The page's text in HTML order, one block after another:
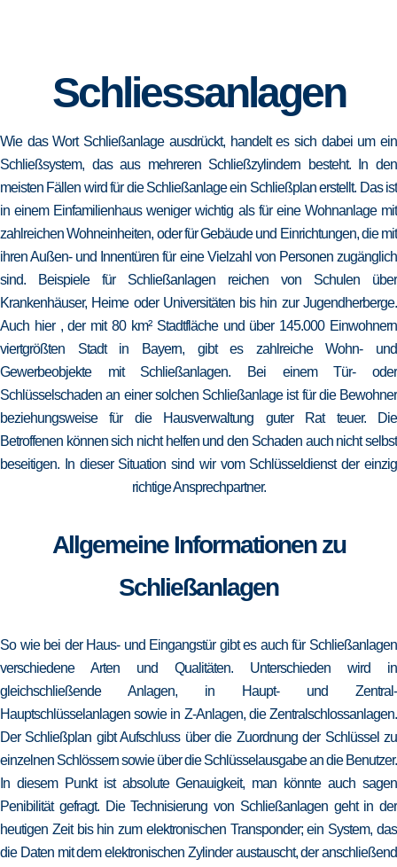
Schliessanlagen
Wie das Wort Schließanlage ausdrückt, handelt es sich dabei um ein
Schließsystem, das aus mehreren Schließzylindern besteht. In den
meisten Fällen wird für die Schließanlage ein Schließplan erstellt. Das ist
in einem Einfamilienhaus weniger wichtig als für eine Wohnanlage mit
zahlreichen Wohneinheiten, oder für Gebäude und Einrichtungen, die mit
ihren Außen- und Innentüren für eine Vielzahl von Personen zugänglich
sind. Beispiele für Schließanlagen reichen von Schulen über
Krankenhäuser, Heime oder Universitäten bis hin zur Jugendherberge.
Auch hier , der mit 80 km² Stadtfläche und über 145.000 Einwohnern
viertgrößten Stadt in Bayern, gibt es zahlreiche Wohn- und
Gewerbeobjekte mit Schließanlagen. Bei einem Tür- oder
Schlüsselschaden an einer solchen Schließanlage ist für die Bewohner
beziehungsweise für die Hausverwaltung guter Rat teuer. Die
Betroffenen können sich nicht helfen und den Schaden auch nicht selbst
beseitigen. In dieser Situation sind wir vom Schlüsseldienst der einzig
richtige Ansprechpartner.
Allgemeine Informationen zu
Schließanlagen
So wie bei der Haus- und Eingangstür gibt es auch für Schließanlagen
verschiedene Arten und Qualitäten. Unterschieden wird in
gleichschließende Anlagen, in Haupt- und Zentral-
Hauptschlüsselanlagen sowie in Z-Anlagen, die Zentralschlossanlagen.
Der Schließplan gibt Aufschluss über die Zuordnung der Schlüssel zu
einzelnen Schlössern sowie über die Schlüsselausgabe an die Benutzer.
In diesem Punkt ist absolute Genauigkeit, man könnte auch sagen
Penibilität gefragt. Die Technisierung von Schließanlagen geht in der
heutigen Zeit bis hin zum elektronischen Transponder; ein System, das
die Daten mit dem elektronischen Zylinder austauscht, der anschließend